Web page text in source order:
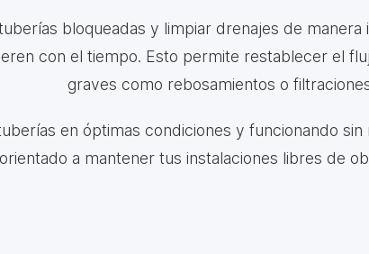
bloqueadas y limpiar drenajes de
con el tiempo. Esto permite restablecer el
graves como rebosamientos o
en óptimas condiciones y funcionando
a mantener tus instalaciones libres de